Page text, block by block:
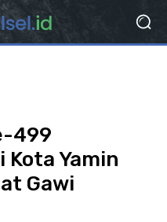
499
Kota Yamin
Gawi